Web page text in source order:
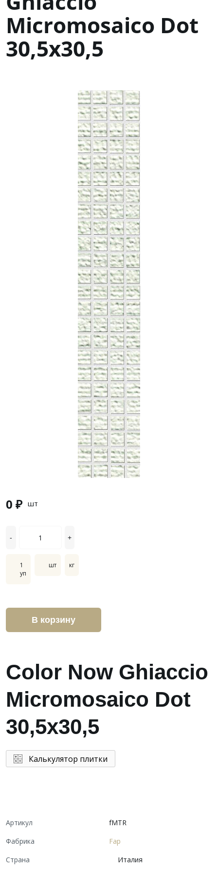
Micromosaico Dot
30,5x30,5
Color Now Ghiaccio
Micromosaico Dot
30,5x30,5
Калькулятор плитки
Артикул
fMTR
Фабрика
Fap
Страна
Италия
0 ₽ шт
- +
1
уп
шт кг
В корзину